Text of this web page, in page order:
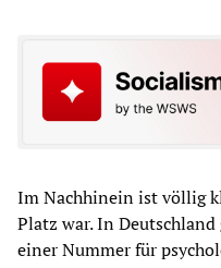
Im Nachhinein ist völlig
Platz war. In
einer Nummer für